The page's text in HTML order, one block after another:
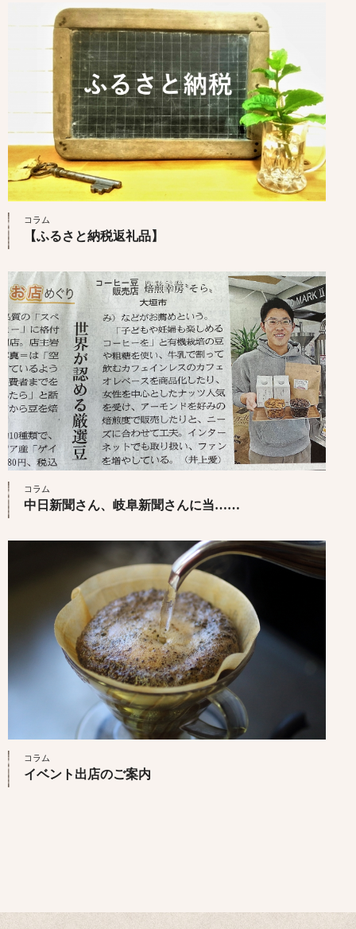
コラム
【ふるさと納税返礼品】
コラム
中日新聞さん、岐阜新聞さんに当……
コラム
イベント出店のご案内